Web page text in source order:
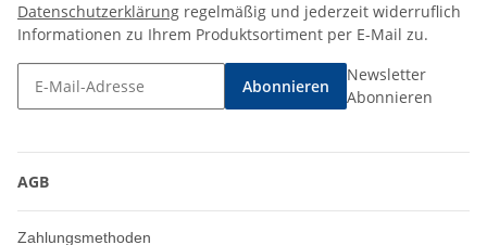
Datenschutzerklärung regelmäßig und jederzeit widerruflich
Informationen zu Ihrem Produktsortiment per E-Mail zu.
Abonnieren
Newsletter
Abonnieren
AGB
Zahlungsmethoden